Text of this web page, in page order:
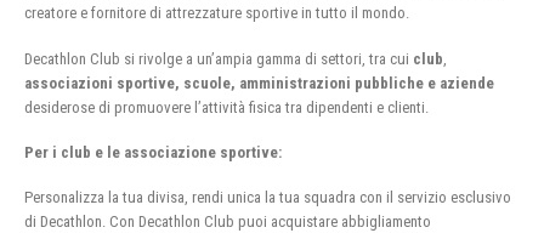
creatore e fornitore di attrezzature sportive in tutto il mondo.
Decathlon Club si rivolge a un’ampia gamma di settori, tra cui club
associazioni sportive, scuole, amministrazioni pubbliche e aziende
desiderose di promuovere l’attività fisica tra dipendenti e clienti.
Per i club e le associazione sportive:
Personalizza la tua divisa, rendi unica la tua squadra con il servizio esclusivo
di Decathlon. Con Decathlon Club puoi acquistare abbigliamento